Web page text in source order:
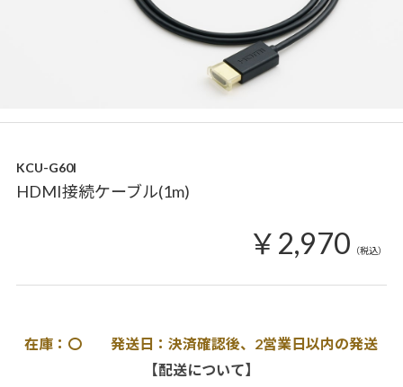
KCU-G60I
HDMI接続ケーブル(1m)
￥2,970 （税込）
在庫：〇 発送日：決済確認後、2営業日以内の発送
【配送について】